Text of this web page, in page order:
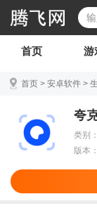
首页 游
首页 > 安卓软件 >
夸
类别
版本